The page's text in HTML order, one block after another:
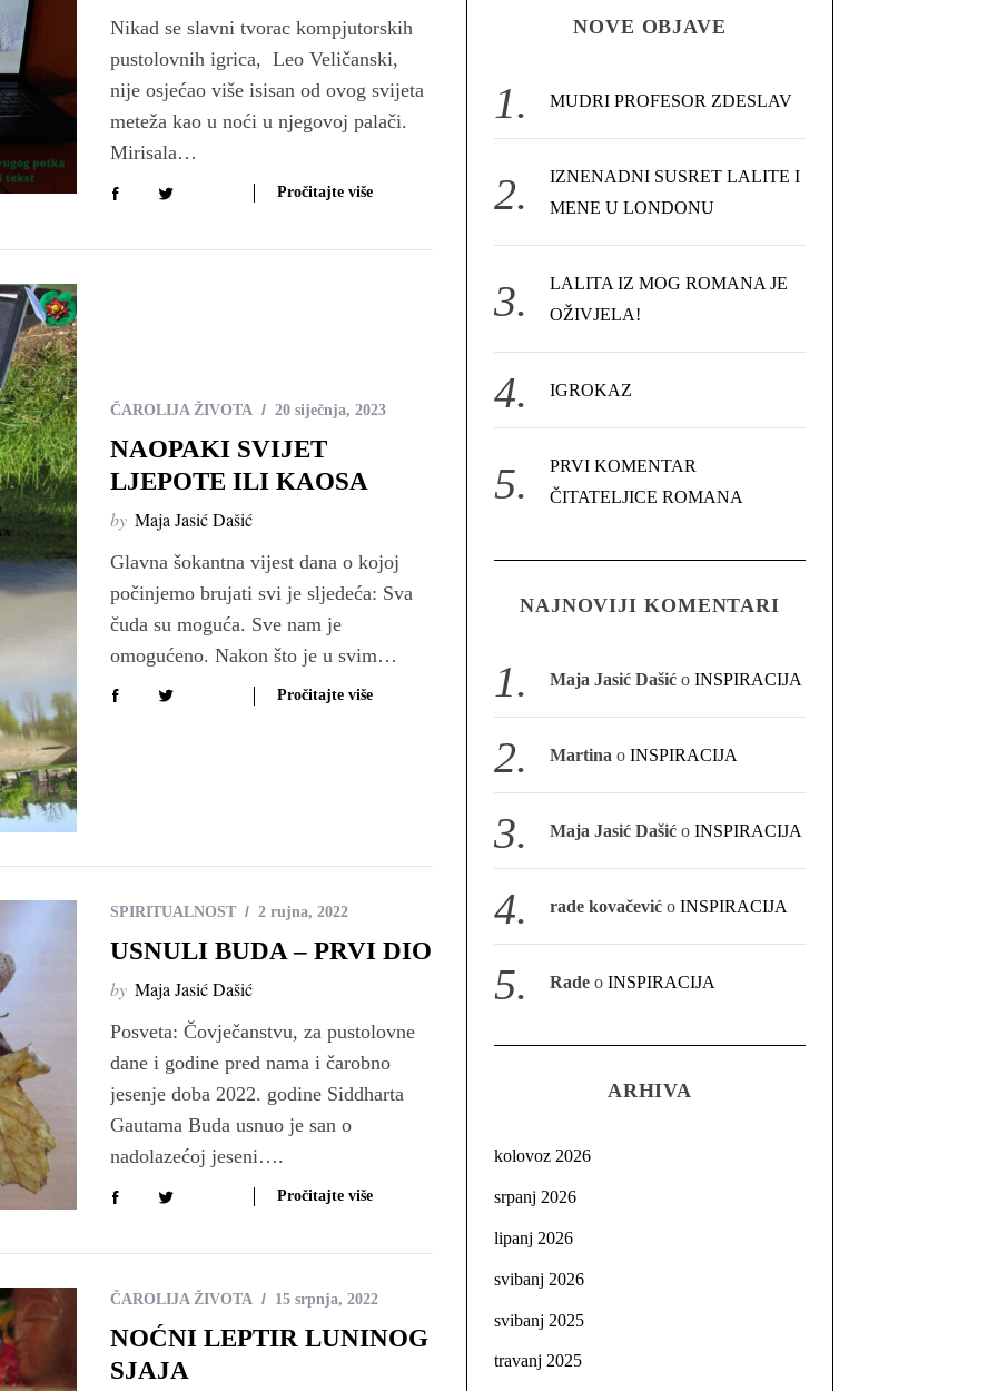
Nikad se slavni tvorac kompjutorskih
pustolovnih igrica, Leo Veličanski,
nije osjećao više isisan od ovog svijeta
meteža kao u noći u njegovoj palači.
Mirisala…
Pročitajte više
ČAROLIJA ŽIVOTA 20 siječnja, 2023
NAOPAKI SVIJET
LJEPOTE ILI KAOSA
by Maja Jasić Dašić
Glavna šokantna vijest dana o kojoj
počinjemo brujati svi je sljedeća: Sva
čuda su moguća. Sve nam je
omogućeno. Nakon što je u svim…
Pročitajte više
SPIRITUALNOST 2 rujna, 2022
USNULI BUDA – PRVI DIO
by Maja Jasić Dašić
Posveta: Čovječanstvu, za pustolovne
dane i godine pred nama i čarobno
jesenje doba 2022. godine Siddharta
Gautama Buda usnuo je san o
nadolazećoj jeseni….
Pročitajte više
ČAROLIJA ŽIVOTA 15 srpnja, 2022
NOĆNI LEPTIR LUNINOG
SJAJA
o
NOVE OBJAVE
MUDRI PROFESOR ZDESLAV
IZNENADNI SUSRET LALITE I
MENE U LONDONU
LALITA IZ MOG ROMANA JE
OŽIVJELA!
IGROKAZ
PRVI KOMENTAR
ČITATELJICE ROMANA
NAJNOVIJI KOMENTARI
Maja Jasić Dašić oINSPIRACIJA
Martina oINSPIRACIJA
Maja Jasić Dašić oINSPIRACIJA
rade kovačević oINSPIRACIJA
Rade oINSPIRACIJA
ARHIVA
kolovoz 2026
srpanj 2026
lipanj 2026
svibanj 2026
svibanj 2025
travanj 2025